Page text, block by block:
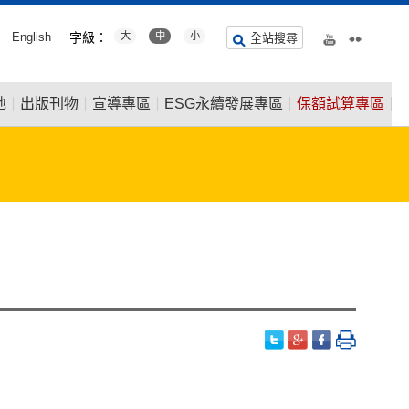
English 字級： 大 中 小 全站搜尋
出版刊物 宣導專區 ESG永續發展專區 保額試算專區